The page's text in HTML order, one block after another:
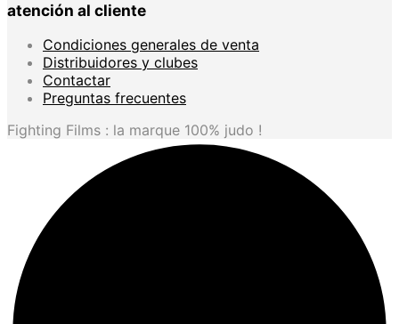
atención al cliente
Condiciones generales de venta
Distribuidores y clubes
Contactar
Preguntas frecuentes
Fighting Films : la marque 100% judo !